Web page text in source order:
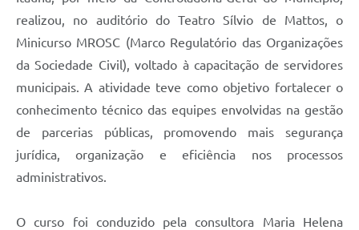
realizou, no auditório do Teatro Sílvio de Mattos, o
Minicurso MROSC (Marco Regulatório das Organizações
da Sociedade Civil), voltado à capacitação de servidores
municipais. A atividade teve como objetivo fortalecer o
conhecimento técnico das equipes envolvidas na gestão
de parcerias públicas, promovendo mais segurança
jurídica, organização e eficiência nos processos
administrativos.
O curso foi conduzido pela consultora Maria Helena